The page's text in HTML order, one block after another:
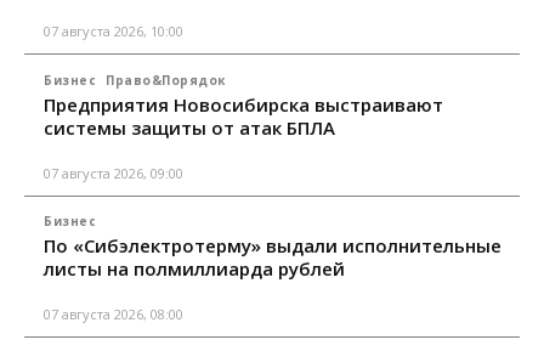
07 августа 2026, 10:00
Бизнес Право&Порядок
Предприятия Новосибирска выстраивают
системы защиты от атак БПЛА
07 августа 2026, 09:00
Бизнес
По «Сибэлектротерму» выдали исполнительные
листы на полмиллиарда рублей
07 августа 2026, 08:00